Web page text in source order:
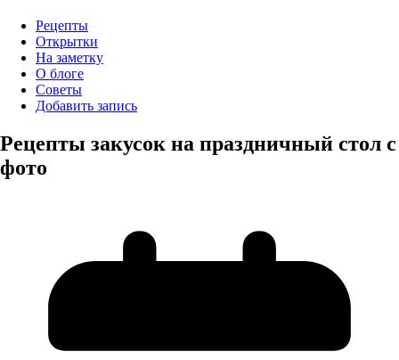
Рецепты
Открытки
На заметку
О блоге
Советы
Добавить запись
Рецепты закусок на праздничный стол с
фото